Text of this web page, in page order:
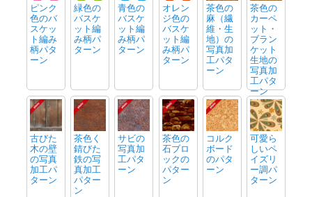
ピンク
色のバ
スケッ
ト編み
柄パタ
ーン
緑色の
バスケ
ット編
み柄パ
ターン
青色の
バスケ
ット編
み柄パ
ターン
オレン
ジ色の
バスケ
ット編
み柄パ
ターン
茶色の
麻（繊
維・生
地）の
写真加
工パタ
ーン
茶色の
カーペ
ット・
ブラン
ケット
生地の
写真加
工パタ
ーン
古びた
木の壁
の写真
加工パ
ターン
茶色く
錆びた
鉄の写
真加工
パター
ン
サビの
写真加
工パタ
ーン
茶色の
石ブロ
ックの
パター
ン
コルク
ボード
のパタ
ーン
可愛ら
しいペ
イズリ
ー調パ
ターン